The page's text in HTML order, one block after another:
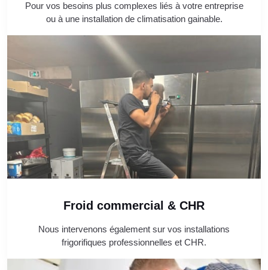
Pour vos besoins plus complexes liés à votre entreprise
ou à une installation de climatisation gainable.
Froid commercial & CHR
Nous intervenons également sur vos installations
frigorifiques professionnelles et CHR.